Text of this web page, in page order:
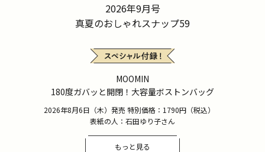
2026年9月号
真夏のおしゃれスナップ59
MOOMIN
180度ガバッと開閉！大容量ボストンバッグ
2026年8月6日（木）発売 特別価格：1790円（税込）
表紙の人：石田ゆり子さん
もっと見る